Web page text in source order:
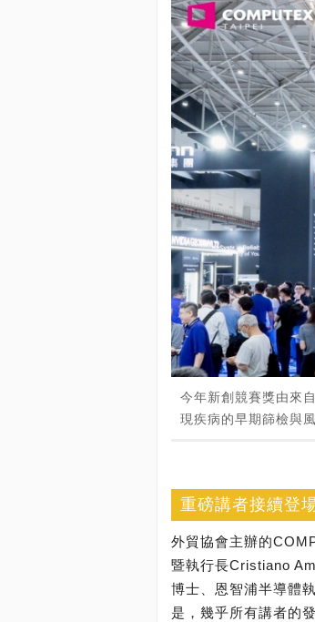
今年新創競賽獎由來
現疾病的早期篩檢與
重磅講者接續登
外貿協會主辦的
暨執行長Cristiano
博士、恩智浦半導體
是，幾乎所有講者的